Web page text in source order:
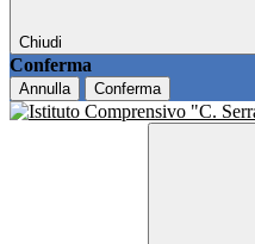
Chiudi
Conferma
Annulla Conferma